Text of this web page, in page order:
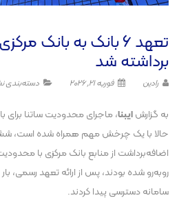
تعهد ۶ بانک به بانک
برداشته شد
رادین فوریه 21, 2026 دسته‌بندی
به گزارشایبنا، ماجرای محدودیت ساتنا برای
حالا با یک چرخش مهم همراه شده است،
اضافه‌برداشت از منابع بانک مرکزی با
روبه‌رو شده بودند، پس از ارائه تعهد رسمی،
سامانه دسترسی پیدا کردند.